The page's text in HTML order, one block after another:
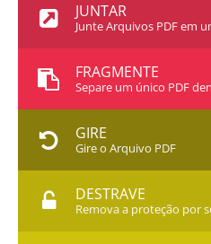
JUNTAR
Junte Arquivos PDF em
FRAGMENTE
Separe um único PDF
GIRE
Gire o Arquivo PDF
DESTRAVE
Remova a proteção por